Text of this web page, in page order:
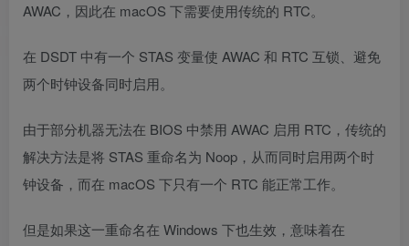
AWAC，因此在 macOS 下需要使用传统的 RTC。
在 DSDT 中有一个 STAS 变量使 AWAC 和 RTC 互锁、避免
两个时钟设备同时启用。
由于部分机器无法在 BIOS 中禁用 AWAC 启用 RTC，传统的
解决方法是将 STAS 重命名为 Noop，从而同时启用两个时
钟设备，而在 macOS 下只有一个 RTC 能正常工作。
但是如果这一重命名在 Windows 下也生效，意味着在